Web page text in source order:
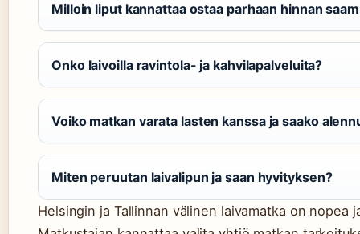
Milloin liput kannattaa ostaa parhaan hinnan
Onko laivoilla ravintola- ja kahvilapalveluita?
Voiko matkan varata lasten kanssa ja saako
Miten peruutan laivalipun ja saan hyvityksen?
Helsingin ja Tallinnan välinen laivamatka on nopea